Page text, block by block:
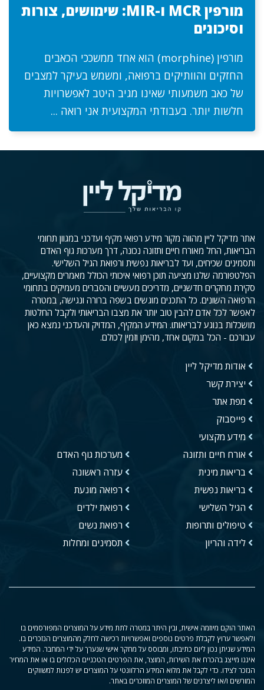
מורפין MCR ו-MIR: שימושים, צורות
וסיכונים
מורפין (morphine) הוא אחד ממשככי הכאבים
החזקים והוותיקים ברפואה, ומשמש בעיקר למצבים
של כאב משמעותי שאינו מגיב היטב לאפשרויות
חלשות יותר. בעבודתי המקצועית אני רואה ...
אתר מדיקל ליין מהווה מקור מידע רפואי מקיף ועדכני במגוון תחומי
הבריאות, החל מאורח חיים ותזונה נכונה, דרך מערכות גוף האדם
ותסמינים שכיחים, ועד לבריאות נפשית ורפואת הגיל השלישי.
הפלטפורמה שלנו מציעה תוכן רפואי איכותי הכולל מאמרים מקצועיים,
סקירת מחקרים חדשניים, מדריכים מעשיים והסברים מעמיקים בתחומי
הרפואה השונים. כל התכנים מוגשים בשפה ברורה ונגישה, במטרה
לאפשר לכל אדם להבין טוב יותר את מצבו הבריאותי ולקבל החלטות
מושכלות בנוגע לבריאותו. המידע המקיף, המדויק והעדכני נמצא כאן
עבורכם - הכל במקום אחד, מהימן וזמין לכולם.
אודות מדיקל ליין
יצירת קשר
מפת אתר
פייסבוק
מידע מקצועי
אורח חיים ותזונה
בריאות מינית
בריאות נפשית
הגיל השלישי
טיפולים ותרופות
לידה והריון
מערכות גוף האדם
עזרה ראשונה
רפואה מונעת
רפואת ילדים
רפואת נשים
תסמינים ומחלות
האתר הוקם מיוזמה אישית, ובין היתר במטרה לתת מידע על המוצרים המפורסמים בו
ולאפשר ערוץ לקבלת פרטים נוספים ואפשרויות רכישה לחלק מהמוצרים הנזכרים בו.
המידע שניתן נכון ליום כתיבתו, ומבוסס על מחקר אישי שנערך על ידי המחבר. המידע
איננו מייצג בהכרח את השירות, המוצר, את הפרטים הטכניים הכלולים בו או את המחיר
הנזכר לצידו. כדי לקבל את מלוא המידע הרלוונטי על המוצרים יש לפנות למשווקים
המורשים ו/או ליצרנים של המוצרים המוזכרים באתר.